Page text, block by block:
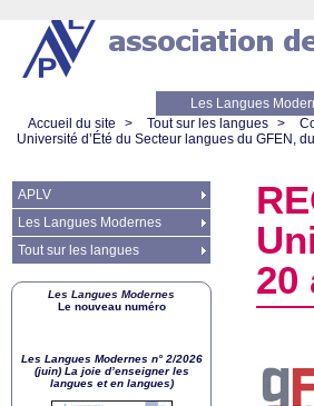
Les Langues
Accueil du site
> Tout sur les langues >
Université d’Été du Secteur langues du GFEN ,
20
APLV
Les Langues Modernes
Tout sur les langues
Les Langues Modernes
Le nouveau numéro
Les Langues Modernes n° 2/2026
(juin) La joie d’enseigner les
langues et en langues)